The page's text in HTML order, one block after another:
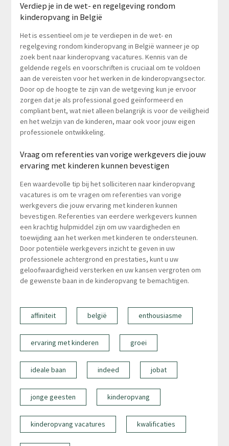
Verdiep je in de wet- en regelgeving rondom
kinderopvang in België
Het is essentieel om je te verdiepen in de wet- en
regelgeving rondom kinderopvang in België wanneer je op
zoek bent naar kinderopvang vacatures. Kennis van de
geldende regels en voorschriften is cruciaal om te voldoen
aan de vereisten voor het werken in de kinderopvangsector.
Door op de hoogte te zijn van de wetgeving kun je ervoor
zorgen dat je als professional goed geïnformeerd en
compliant bent, wat niet alleen belangrijk is voor de veiligheid
en het welzijn van de kinderen, maar ook voor jouw eigen
professionele ontwikkeling.
Vraag om referenties van vorige werkgevers die jouw
ervaring met kinderen kunnen bevestigen
Een waardevolle tip bij het solliciteren naar kinderopvang
vacatures is om te vragen om referenties van vorige
werkgevers die jouw ervaring met kinderen kunnen
bevestigen. Referenties van eerdere werkgevers kunnen
een krachtig hulpmiddel zijn om uw vaardigheden en
toewijding aan het werken met kinderen te ondersteunen.
Door potentiële werkgevers inzicht te geven in uw
professionele achtergrond en prestaties, kunt u uw
geloofwaardigheid versterken en uw kansen vergroten om
de gewenste baan in de kinderopvang te bemachtigen.
affiniteit belgië enthousiasme
ervaring met kinderen groei
ideale baan indeed jobat
jonge geesten kinderopvang
kinderopvang vacatures kwalificaties